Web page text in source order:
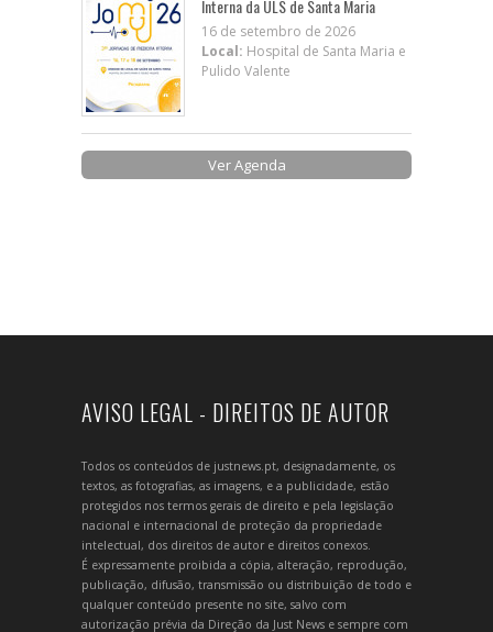
Interna da ULS de Santa Maria
16 de setembro de 2026
Local: Hospital de Santa Maria e
Pulido Valente
Ver Agenda
AVISO LEGAL - DIREITOS DE AUTOR
Todos os conteúdos de justnews.pt, designadamente, os
textos, as fotografias, as imagens, e a publicidade, estão
protegidos nos termos gerais de direito e pela legislação
nacional e internacional de proteção da propriedade
intelectual, dos direitos de autor e direitos conexos.
É expressamente proibida a cópia, alteração, reprodução,
publicação, difusão, transmissão ou distribuição de todo e
qualquer conteúdo presente no site, salvo com
autorização prévia da Direção da Just News e sempre com